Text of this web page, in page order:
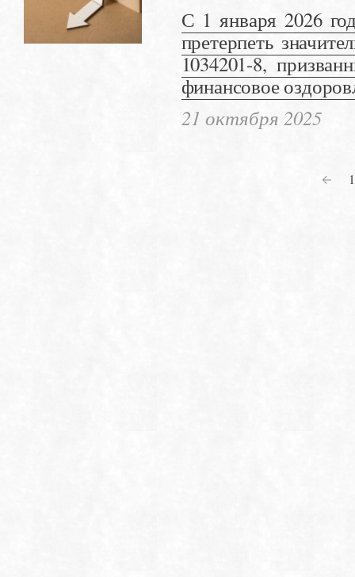
С 1 января 2026
претерпеть
1034201-8,
финансовое
21 октября 2025
1